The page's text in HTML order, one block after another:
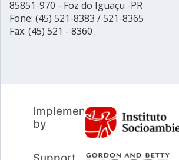
85851-970 - Foz do Iguaçu -PR
Fone: (45) 521-8383 / 521-8365
Fax: (45) 521 - 8360